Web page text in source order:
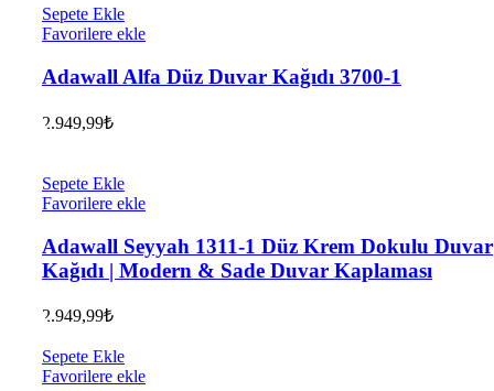
Sepete Ekle
Favorilere ekle
Adawall Alfa Düz Duvar Kağıdı 3700-1
2.949,99₺
Sepete Ekle
Favorilere ekle
Adawall Seyyah 1311-1 Düz Krem Dokulu Duvar
Kağıdı | Modern & Sade Duvar Kaplaması
2.949,99₺
Sepete Ekle
Favorilere ekle